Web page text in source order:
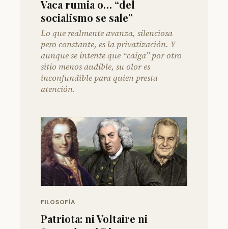
Vaca rumia o… “del
socialismo se sale”
Lo que realmente avanza, silenciosa
pero constante, es la privatización. Y
aunque se intente que “caiga” por otro
sitio menos audible, su olor es
inconfundible para quien presta
atención.
FILOSOFÍA
Patriota: ni Voltaire ni